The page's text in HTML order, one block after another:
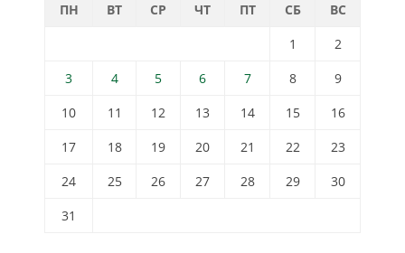
ПН ВТ СР ЧТ ПТ СБ
ВС
1
2
3
4 5 6 7 8
9
10
11 12 13 14 15
16
17
18 19 20 21 22
23
24
25 26 27 28 29
30
31